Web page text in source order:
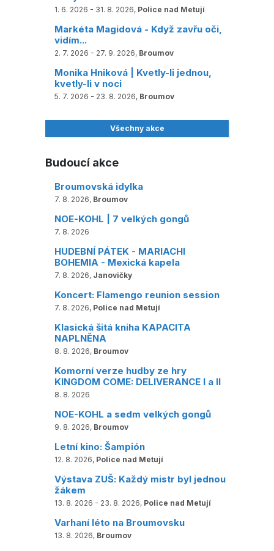
1. 6. 2026 - 31. 8. 2026, Police nad Metují
Markéta Magidová - Když zavřu oči,
vidím...
2. 7. 2026 - 27. 9. 2026, Broumov
Monika Hniková | Kvetly-li jednou,
kvetly-li v noci
5. 7. 2026 - 23. 8. 2026, Broumov
Všechny akce
Budoucí akce
Broumovská idylka
7. 8. 2026, Broumov
NOE-KOHL | 7 velkých gongů
7. 8. 2026
HUDEBNÍ PÁTEK - MARIACHI
BOHEMIA - Mexická kapela
7. 8. 2026, Janovičky
Koncert: Flamengo reunion session
7. 8. 2026, Police nad Metují
Klasická šitá kniha KAPACITA
NAPLNĚNA
8. 8. 2026, Broumov
Komorní verze hudby ze hry
KINGDOM COME: DELIVERANCE I a II
8. 8. 2026
NOE-KOHL a sedm velkých gongů
9. 8. 2026, Broumov
Letní kino: Šampión
12. 8. 2026, Police nad Metují
Výstava ZUŠ: Každý mistr byl jednou
žákem
13. 8. 2026 - 23. 8. 2026, Police nad Metují
Varhaní léto na Broumovsku
13. 8. 2026, Broumov